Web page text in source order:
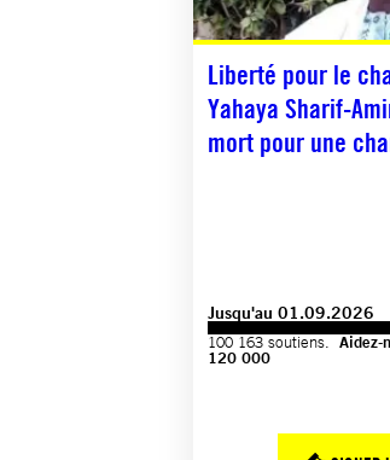
Liberté pour le
Yahaya Sharif-
mort pour une
Jusqu'au 01.09.2026
100 163 soutiens. Aidez-
120 000